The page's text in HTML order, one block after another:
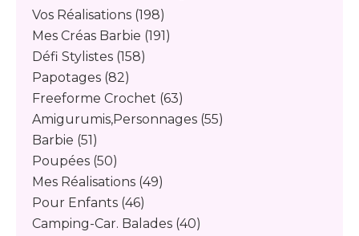
Vos Réalisations (198)
Mes Créas Barbie (191)
Défi Stylistes (158)
Papotages (82)
Freeforme Crochet (63)
Amigurumis,personnages (55)
Barbie (51)
Poupées (50)
Mes Réalisations (49)
Pour Enfants (46)
Camping-Car. Balades (40)